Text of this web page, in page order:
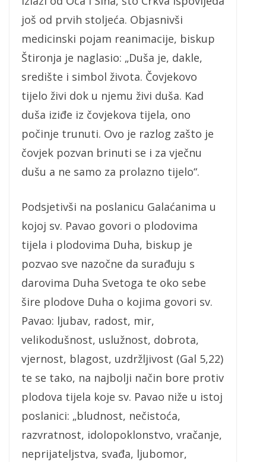
još od prvih stoljeća. Objasnivši
medicinski pojam reanimacije, biskup
Štironja je naglasio: „Duša je, dakle,
središte i simbol života. Čovjekovo
tijelo živi dok u njemu živi duša. Kad
duša iziđe iz čovjekova tijela, ono
počinje trunuti. Ovo je razlog zašto je
čovjek pozvan brinuti se i za vječnu
dušu a ne samo za prolazno tijelo“.
Podsjetivši na poslanicu Galaćanima u
kojoj sv. Pavao govori o plodovima
tijela i plodovima Duha, biskup je
pozvao sve nazočne da surađuju s
darovima Duha Svetoga te oko sebe
šire plodove Duha o kojima govori sv.
Pavao: ljubav, radost, mir,
velikodušnost, uslužnost, dobrota,
vjernost, blagost, uzdržljivost (Gal 5,22)
te se tako, na najbolji način bore protiv
plodova tijela koje sv. Pavao niže u istoj
poslanici: „bludnost, nečistoća,
razvratnost, idolopoklonstvo, vračanje,
neprijateljstva, svađa, ljubomor,